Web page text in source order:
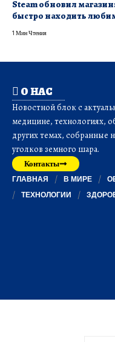
Steam обновил
быстро находить
1 Мин Чтения
О НАС
Новостной блок с
медицине, технологиях,
других темах,
уголков земного шара.
Контакты
ГЛАВНАЯ В МИРЕ
ТЕХНОЛОГИИ